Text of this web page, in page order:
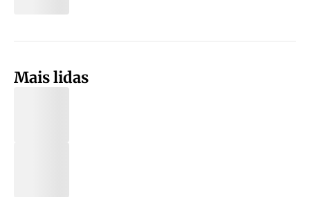
Mais lidas